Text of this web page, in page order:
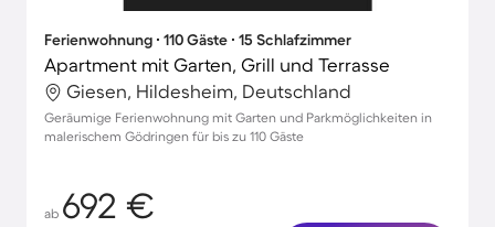
Ferienwohnung ∙ 110 Gäste ∙ 15 Schlafzimmer
Apartment mit Garten, Grill und Terrasse
Giesen, Hildesheim, Deutschland
Geräumige Ferienwohnung mit Garten und Parkmöglichkeiten in
malerischem Gödringen für bis zu 110 Gäste
ab 692 €